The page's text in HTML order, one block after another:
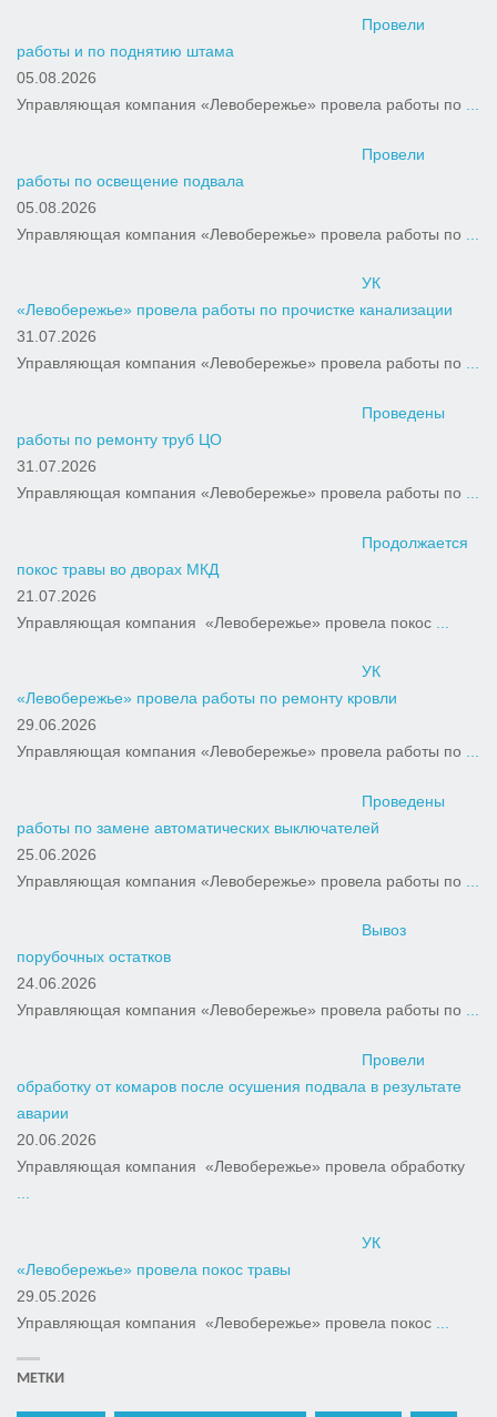
СУББОТНИК"
Провели
работы и по поднятию штама
05.08.2026
Управляющая компания «Левобережье» провела работы по
Провели
работы по освещение подвала
05.08.2026
Управляющая компания «Левобережье» провела работы по
УК
«Левобережье» провела работы по прочистке канализации
31.07.2026
Управляющая компания «Левобережье» провела работы по ...
Проведены
работы по ремонту труб ЦО
31.07.2026
Управляющая компания «Левобережье» провела работы по
Продолжается
покос травы во дворах МКД
21.07.2026
Управляющая компания «Левобережье» провела покос
УК
«Левобережье» провела работы по ремонту кровли
29.06.2026
Управляющая компания «Левобережье» провела работы по ...
Проведены
работы по замене автоматических выключателей
25.06.2026
Управляющая компания «Левобережье» провела работы по
Вывоз
порубочных остатков
24.06.2026
Управляющая компания «Левобережье» провела работы по ...
Провели
обработку от комаров после осушения подвала в результате
аварии
20.06.2026
Управляющая компания «Левобережье» провела обработку
...
УК
«Левобережье» провела покос травы
29.05.2026
Управляющая компания «Левобережье» провела покос
МЕТКИ